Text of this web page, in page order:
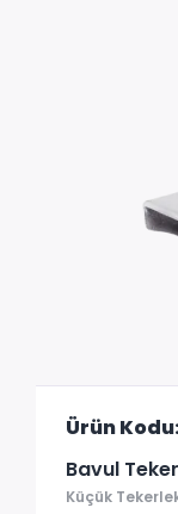
Ürün
Bavul
Küçük